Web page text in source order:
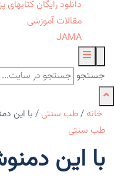
دانلود رایگان کتابهای
مقالات آموزشی
JAMA
جستجو
خانه /طب سنتی / با این
طب سنتی
با این